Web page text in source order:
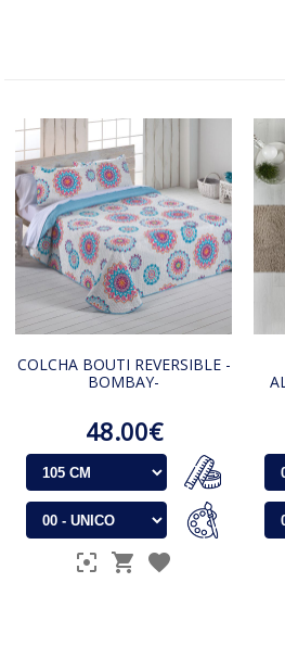
COLCHA BOUTI REVERSIBLE -
BOMBAY-
48.00€